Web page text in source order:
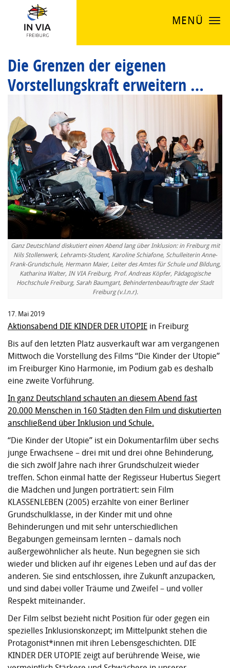
MENÜ
Die Grenzen der eigenen
Vorstellungskraft erweitern …
Ganz Deutschland diskutiert einen Abend lang über Inklusion: in Freiburg mit
Nils Stollenwerk, Lehramts-Student, Karoline Schiafone, Schulleiterin Anne-
Frank-Grundschule, Hermann Maier, Leiter des Amtes für Schule und Bildung,
Katharina Walter, IN VIA Freiburg, Prof. Andreas Köpfer, Pädagogische
Hochschule Freiburg, Sarah Baumgart, Behindertenbeauftragte der Stadt
Freiburg (v.l.n.r).
17. Mai 2019
Aktionsabend DIE KINDER DER UTOPIE in Freiburg
Bis auf den letzten Platz ausverkauft war am vergangenen
Mittwoch die Vorstellung des Films “Die Kinder der Utopie”
im Freiburger Kino Harmonie, im Podium gab es deshalb
eine zweite Vorführung.
In ganz Deutschland schauten an diesem Abend fast
20.000 Menschen in 160 Städten den Film und diskutierten
anschließend über Inklusion und Schule.
“Die Kinder der Utopie” ist ein Dokumentarfilm über sechs
junge Erwachsene – drei mit und drei ohne Behinderung,
die sich zwölf Jahre nach ihrer Grundschulzeit wieder
treffen. Schon einmal hatte der Regisseur Hubertus Siegert
die Mädchen und Jungen porträtiert: sein Film
KLASSENLEBEN (2005) erzählte von einer Berliner
Grundschulklasse, in der Kinder mit und ohne
Behinderungen und mit sehr unterschiedlichen
Begabungen gemeinsam lernten – damals noch
außergewöhnlicher als heute. Nun begegnen sie sich
wieder und blicken auf ihr eigenes Leben und auf das der
anderen. Sie sind entschlossen, ihre Zukunft anzupacken,
und sind dabei voller Träume und Zweifel – und voller
Respekt miteinander.
Der Film selbst bezieht nicht Position für oder gegen ein
spezielles Inklusionskonzept; im Mittelpunkt stehen die
Protagonist*innen mit ihren Lebensgeschichten. DIE
KINDER DER UTOPIE zeigt auf berührende Weise, wie